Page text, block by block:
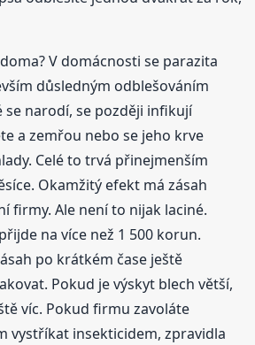
V domácnosti se parazita
důsledným odblešováním
se narodí, se později infikují
a zemřou nebo se jeho krve
Celé to trvá přinejmenším
Okamžitý efekt má zásah
firmy. Ale není to nijak laciné.
přijde na více než 1 500 korun.
po krátkém čase ještě
Pokud je výskyt blech větší,
víc. Pokud firmu zavoláte
vystříkat insekticidem, zpravidla